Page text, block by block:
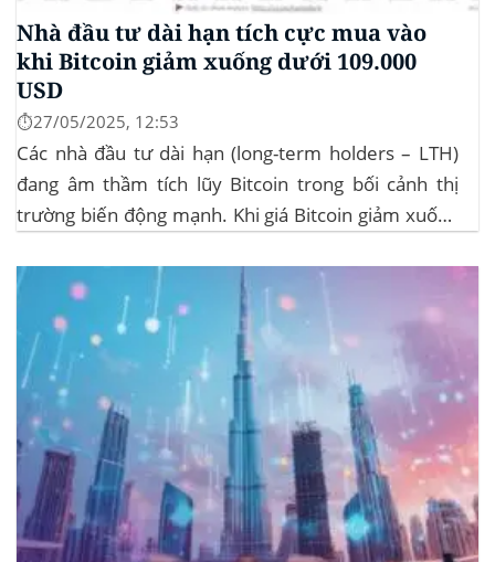
Nhà đầu tư dài hạn tích cực mua vào
khi Bitcoin giảm xuống dưới 109.000
USD
⏱️27/05/2025, 12:53
Các nhà đầu tư dài hạn (long-term holders – LTH)
đang âm thầm tích lũy Bitcoin trong bối cảnh thị
trường biến động mạnh. Khi giá Bitcoin giảm xuống
khiến hơn 185 triệu USD vị thế mua bị xóa...